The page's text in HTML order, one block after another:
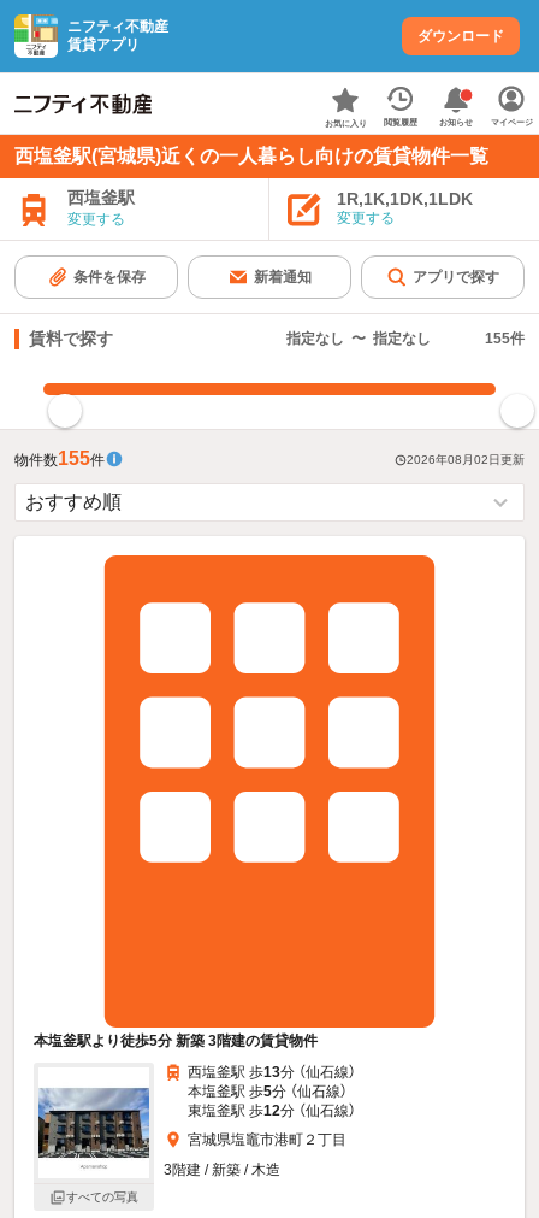
ニフティ不動産
賃貸アプリ
ダウンロード
お気に入り 閲覧履歴 お知らせ マイページ
西塩釜駅(宮城県)近くの一人暮らし向けの賃貸物件一覧
西塩釜駅
変更する
1R,1K,1DK,1LDK
変更する
条件を保存 新着通知 アプリで探す
賃料で探す 指定なし 〜 指定なし 155件
物件数155件 2026年08月02日更新
本塩釜駅より徒歩5分 新築 3階建の賃貸物件
すべての写真
西塩釜駅 歩13分 （仙石線）
本塩釜駅 歩5分 （仙石線）
東塩釜駅 歩12分 （仙石線）
宮城県塩竈市港町２丁目
3階建 / 新築 / 木造